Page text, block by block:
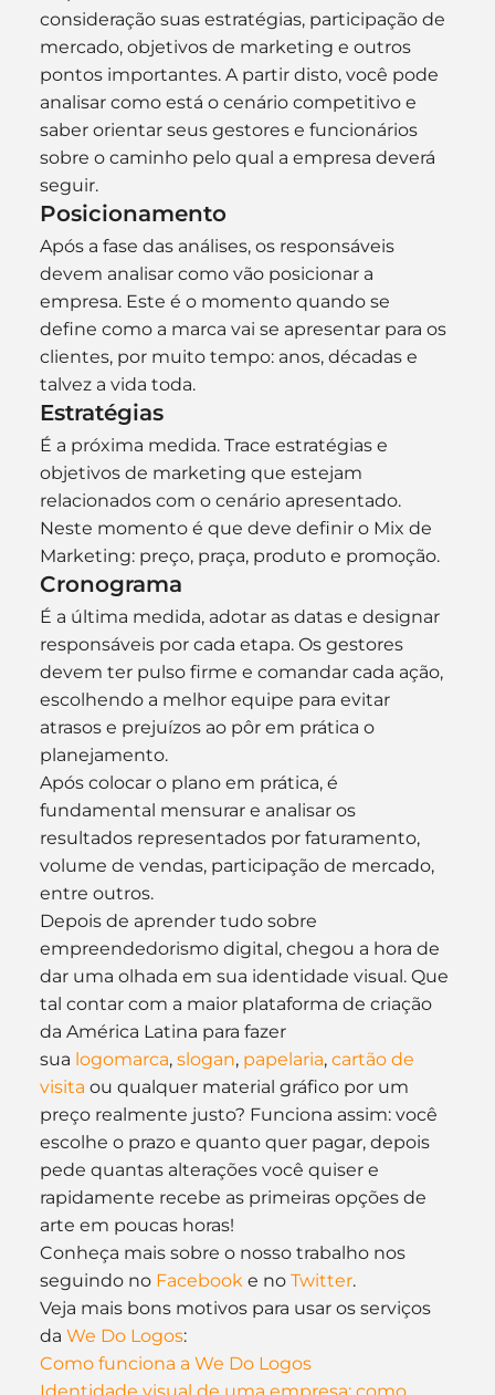
consideração suas estratégias, participação de
mercado, objetivos de marketing e outros
pontos importantes. A partir disto, você pode
analisar como está o cenário competitivo e
saber orientar seus gestores e funcionários
sobre o caminho pelo qual a empresa deverá
seguir.
Posicionamento
Após a fase das análises, os responsáveis
devem analisar como vão posicionar a
empresa. Este é o momento quando se
define como a marca vai se apresentar para os
clientes, por muito tempo: anos, décadas e
talvez a vida toda.
Estratégias
É a próxima medida. Trace estratégias e
objetivos de marketing que estejam
relacionados com o cenário apresentado.
Neste momento é que deve definir o Mix de
Marketing: preço, praça, produto e promoção.
Cronograma
É a última medida, adotar as datas e designar
responsáveis por cada etapa. Os gestores
devem ter pulso firme e comandar cada ação,
escolhendo a melhor equipe para evitar
atrasos e prejuízos ao pôr em prática o
planejamento.
Após colocar o plano em prática, é
fundamental mensurar e analisar os
resultados representados por faturamento,
volume de vendas, participação de mercado,
entre outros.
Depois de aprender tudo sobre
empreendedorismo digital, chegou a hora de
dar uma olhada em sua identidade visual. Que
tal contar com a maior plataforma de criação
da América Latina para fazer
sua logomarca, slogan, papelaria, cartão de
visita ou qualquer material gráfico por um
preço realmente justo? Funciona assim: você
escolhe o prazo e quanto quer pagar, depois
pede quantas alterações você quiser e
rapidamente recebe as primeiras opções de
arte em poucas horas!
Conheça mais sobre o nosso trabalho nos
seguindo no Facebook e no Twitter.
Veja mais bons motivos para usar os serviços
da We Do Logos:
Como funciona a We Do Logos